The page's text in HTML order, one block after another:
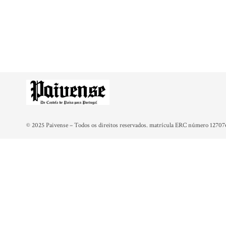
© 2025 Paivense – Todos os direitos reservados. matrícula ERC número